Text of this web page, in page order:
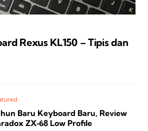
Rexus KL150 – Tipis dan
Baru Keyboard Baru, Review
ZX‑68 Low Profile